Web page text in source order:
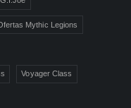
Mythic Legions
Voyager Class